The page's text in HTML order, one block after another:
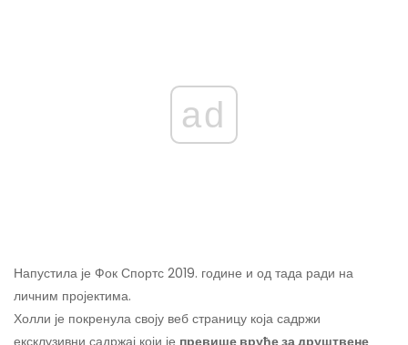
ad
Напустила је Фок Спортс 2019. године и од тада ради на
личним пројектима.
Холли је покренула своју веб страницу која садржи